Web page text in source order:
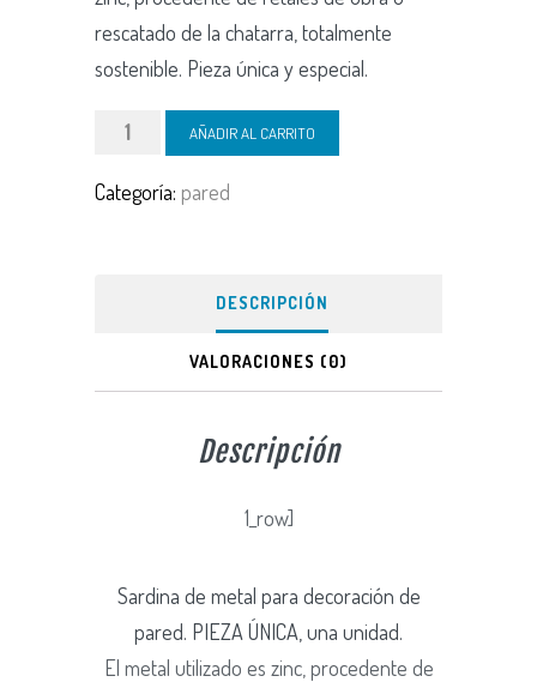
rescatado de la chatarra, totalmente
sostenible. Pieza única y especial.
Sardina
madera
AÑADIR AL CARRITO
Categoría: pared
DESCRIPCIÓN
VALORACIONES (0)
Descripción
1_row]
Sardina de metal para decoración de
pared. PIEZA ÚNICA, una unidad.
El metal utilizado es zinc, procedente de